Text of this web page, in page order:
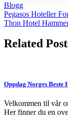
Blogg
Post
navigation
Pegasos Hoteller
Thon Hotel
Related
Oppdag Norges Beste
Velkommen til vår
Her finner du en